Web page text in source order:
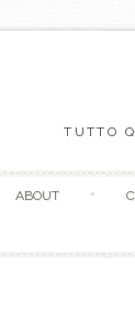
TUTTO
ABOUT